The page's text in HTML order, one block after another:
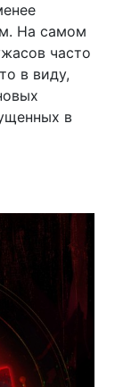
На самом
часто
в виду,
в